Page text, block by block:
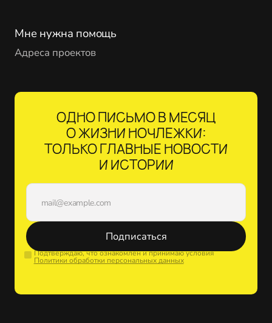
Мне нужна помощь
Адреса проектов
ОДНО ПИСЬМО В МЕСЯЦ
О ЖИЗНИ НОЧЛЕЖКИ:
ТОЛЬКО ГЛАВНЫЕ НОВОСТИ
И ИСТОРИИ
Подписаться
Подтверждаю, что ознакомлен и принимаю условия
Политики обработки персональных данных